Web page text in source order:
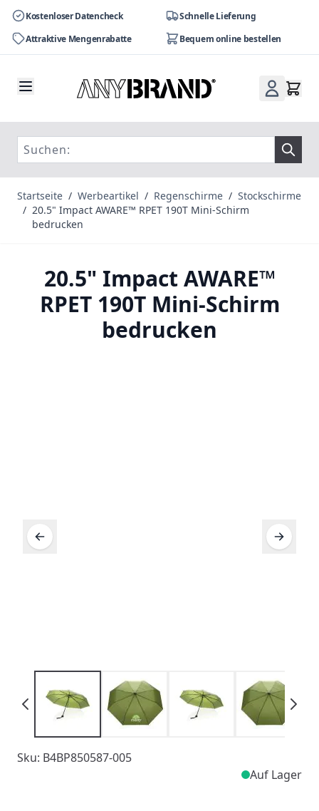
Kostenloser Datencheck
Schnelle Lieferung
Attraktive Mengenrabatte
Bequem online bestellen
Startseite / Werbeartikel / Regenschirme / Stockschirme
/ 20.5" Impact AWARE™ RPET 190T Mini-Schirm
bedrucken
20.5" Impact AWARE™
RPET 190T Mini-Schirm
bedrucken
Sku: B4BP850587-005
Auf Lager